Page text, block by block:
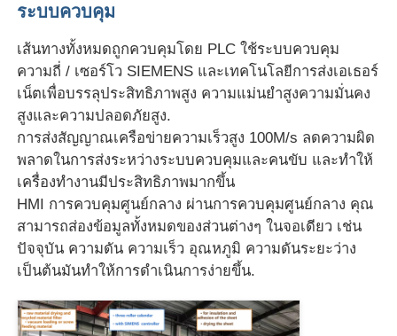
สายดัดแผ่น PVC Edge Banding
เครื่องกลมกลมกลมกลม
ระบบควบคุม
เส้นทางทั้งหมดถูกควบคุมโดย PLC ใช้ระบบควบคุม
ความถี่ / เซอร์โว SIEMENS และเทคโนโลยีการส่งเอเธอร์
เน็ตเพื่อบรรลุประสิทธิภาพสูง ความแม่นยําสูงความมั่นคง
สูงและความปลอดภัยสูง.
การส่งสัญญาณเครือข่ายความเร็วสูง 100M/s ลดความผิด
พลาดในการส่งระหว่างระบบควบคุมและคนขับ และทําให้
เครื่องทํางานมีประสิทธิภาพมากขึ้น
HMI การควบคุมศูนย์กลาง ผ่านการควบคุมศูนย์กลาง คุณ
สามารถส่องข้อมูลทั้งหมดของส่วนต่างๆ ในจอเดียว เช่น
ปัจจุบัน ความดัน ความเร็ว อุณหภูมิ ความดันระยะว่าง
เป็นต้นมันทําให้การดําเนินการง่ายขึ้น.